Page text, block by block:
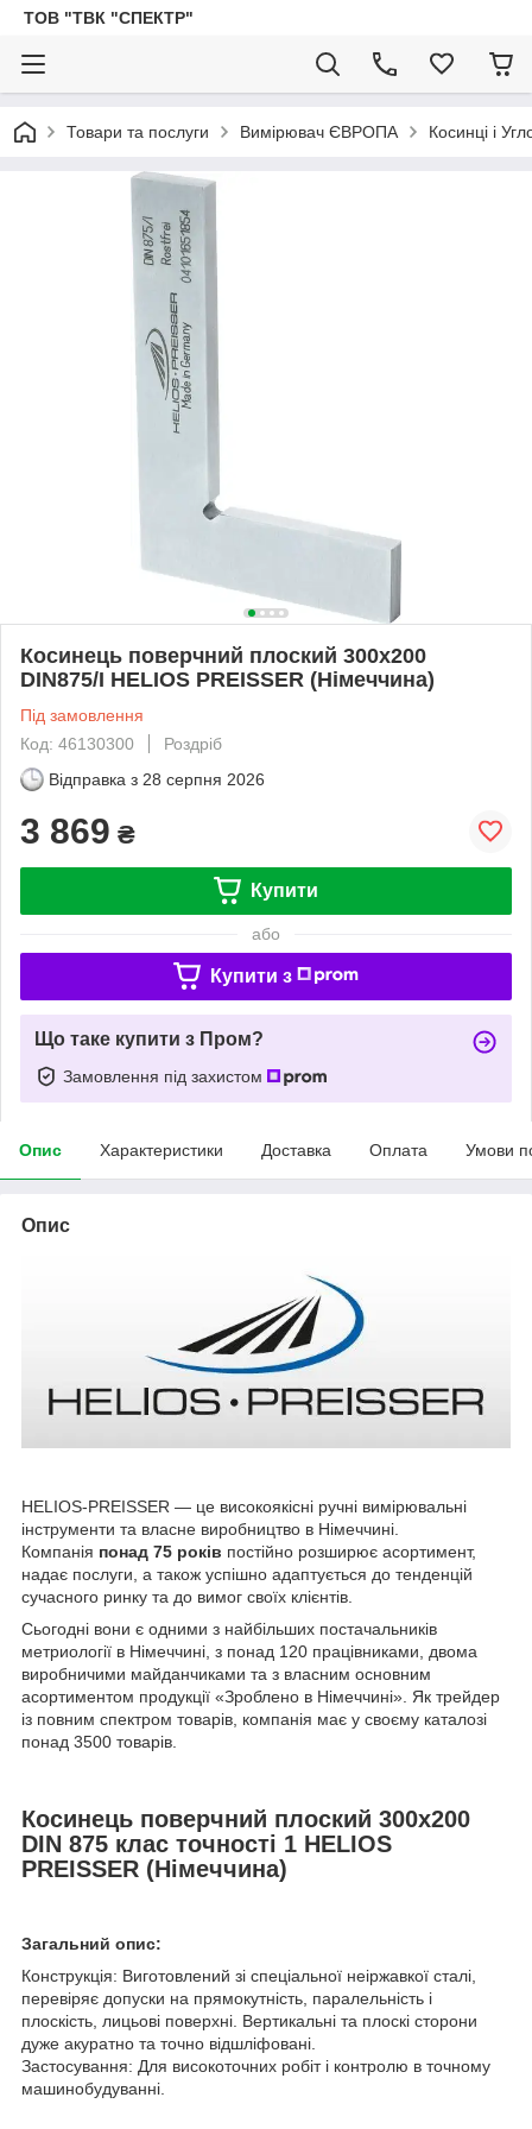
ТОВ "ТВК "СПЕКТР"
Товари та послуги Вимірювач ЄВРОПА Косинці і
Косинець поверчний плоский 300х200
DIN875/I HELIOS PREISSER (Німеччина)
Під замовлення
Код: 46130300
Роздріб
Відправка з 28 серпня 2026
3 869 ₴
Купити
або
Купити з
Що таке купити з Пром?
Замовлення під захистом
Опис Характеристики Доставка Оплата Умови
Опис
HELIOS-PREISSER — це високоякісні ручні вимірювальні
інструменти та власне виробництво в Німеччині.
Компанія понад 75 років постійно розширює асортимент,
надає послуги, а також успішно адаптується до тенденцій
сучасного ринку та до вимог своїх клієнтів.
Сьогодні вони є одними з найбільших постачальників
метриології в Німеччині, з понад 120 працівниками, двома
виробничими майданчиками та з власним основним
асортиментом продукції «Зроблено в Німеччині». Як трейдер
із повним спектром товарів, компанія має у своєму каталозі
понад 3500 товарів.
Косинець поверчний плоский 300х200
DIN 875 клас точності 1 HELIOS
PREISSER (Німеччина)
Загальний опис:
Конструкція: Виготовлений зі спеціальної неіржавкої сталі,
перевіряє допуски на прямокутність, паралельність і
плоскість, лицьові поверхні. Вертикальні та плоскі сторони
дуже акуратно та точно відшліфовані.
Застосування: Для високоточних робіт і контролю в точному
машинобудуванні.